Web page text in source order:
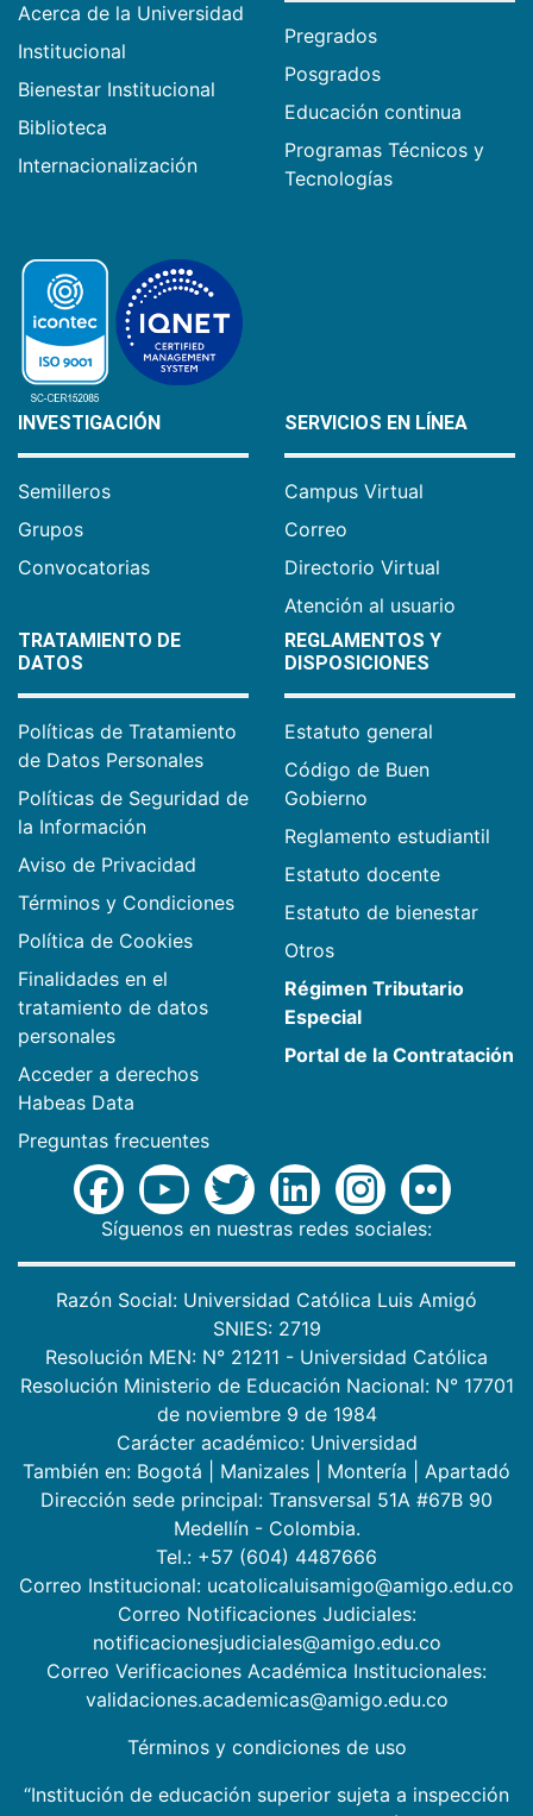
Acerca de la Universidad
Institucional
Bienestar Institucional
Biblioteca
Internacionalización
Pregrados
Posgrados
Educación continua
Programas Técnicos y
Tecnologías
INVESTIGACIÓN
Semilleros
Grupos
Convocatorias
SERVICIOS EN LÍNEA
Campus Virtual
Correo
Directorio Virtual
Atención al usuario
TRATAMIENTO DE
DATOS
Políticas de Tratamiento
de Datos Personales
Políticas de Seguridad de
la Información
Aviso de Privacidad
Términos y Condiciones
Política de Cookies
Finalidades en el
tratamiento de datos
personales
Acceder a derechos
Habeas Data
Preguntas frecuentes
REGLAMENTOS Y
DISPOSICIONES
Estatuto general
Código de Buen
Gobierno
Reglamento estudiantil
Estatuto docente
Estatuto de bienestar
Otros
Régimen Tributario
Especial
Portal de la Contratación
Síguenos en nuestras redes sociales:
Razón Social: Universidad Católica Luis Amigó
SNIES: 2719
Resolución MEN: N° 21211 - Universidad Católica
Resolución Ministerio de Educación Nacional: N° 17701
de noviembre 9 de 1984
Carácter académico: Universidad
También en: Bogotá Manizales Montería
Apartadó
Dirección sede principal: Transversal 51A #67B 90
Medellín - Colombia.
Tel.: +57 (604) 4487666
Correo Institucional: ucatolicaluisamigo@amigo.edu.co
Correo Notificaciones Judiciales:
notificacionesjudiciales@amigo.edu.co
Correo Verificaciones Académica Institucionales:
validaciones.academicas@amigo.edu.co
Términos y condiciones de uso
“Institución de educación superior sujeta a inspección